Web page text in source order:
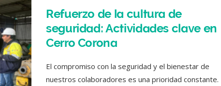
Refuerzo de la cultura de
seguridad: Actividades clave en
Cerro Corona
El compromiso con la seguridad y el bienestar de
nuestros colaboradores es una prioridad constante.